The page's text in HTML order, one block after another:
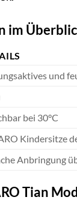
im
und
bei 30°C
Kindersitze
Anbringung
Tian